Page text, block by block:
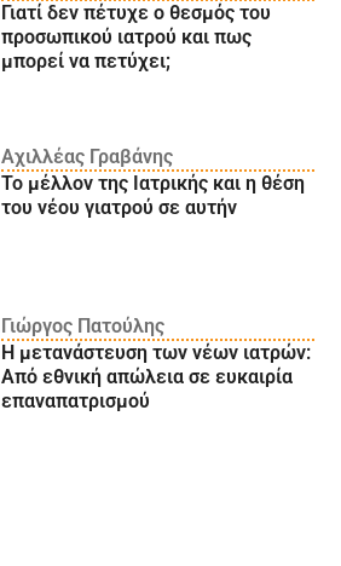
Γιατί δεν πέτυχε ο θεσμός του
προσωπικού ιατρού και πως
μπορεί να πετύχει;
Αχιλλέας Γραβάνης
Το μέλλον της Ιατρικής και η θέση
του νέου γιατρού σε αυτήν
Γιώργος Πατούλης
Η μετανάστευση των νέων ιατρών:
Aπό εθνική απώλεια σε ευκαιρία
επαναπατρισμού